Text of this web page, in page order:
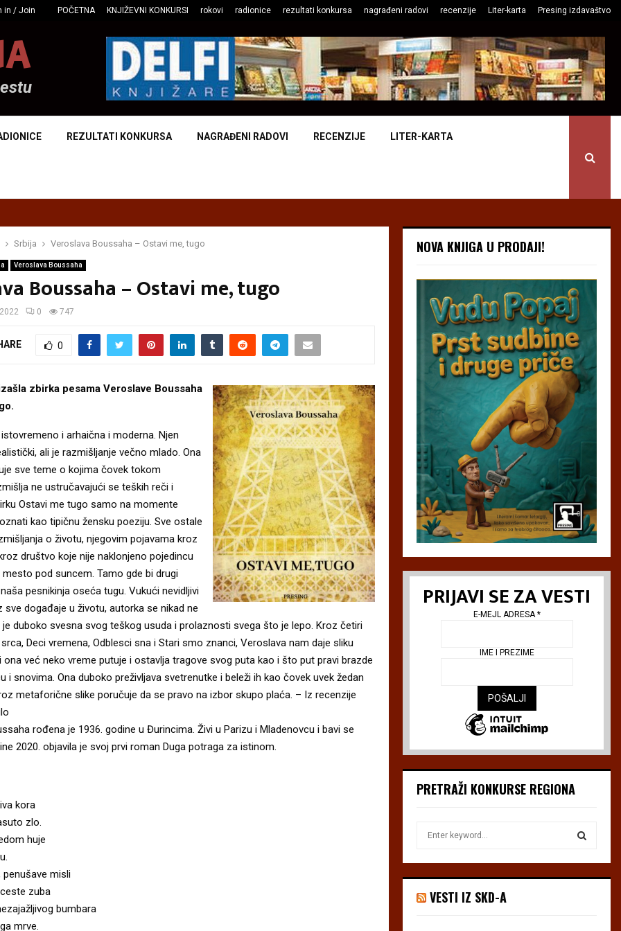
in / Join POČETNA KNJIŽEVNI KONKURSI rokovi radionice rezultati konkursa nagrađeni radovi recenzije Liter-karta Presing izdavaštvo
REZULTATI KONKURSA NAGRAĐENI RADOVI RECENZIJE LITER-KARTA
Srbija Veroslava Boussaha – Ostavi me, tugo
Veroslava Boussaha
Boussaha – Ostavi me, tugo
0 747
0
zbirka pesama Veroslave Boussaha
i arhaična i moderna. Njen
ali je razmišljanje večno mlado. Ona
sve teme o kojima čovek tokom
ne ustručavajući se teških reči i
Ostavi me tugo samo na momente
kao tipičnu žensku poeziju. Sve ostale
o životu, njegovim pojavama kroz
društvo koje nije naklonjeno pojedincu
pod suncem. Tamo gde bi drugi
pesnikinja oseća tugu. Vukući nevidljivi
sve događaje u životu, autorka se nikad ne
je duboko svesna svog teškog usuda i prolaznosti svega što je lepo. Kroz četiri
Deci vremena, Odblesci sna i Stari smo znanci, Veroslava nam daje sliku
ona već neko vreme putuje i ostavlja tragove svog puta kao i što put pravi brazde
i snovima. Ona duboko preživljava svetrenutke i beleži ih kao čovek uvek žedan
metaforične slike poručuje da se pravo na izbor skupo plaća. – Iz recenzije
rođena je 1936. godine u Đurincima. Živi u Parizu i Mladenovcu i bavi se
2020. objavila je svoj prvi roman Duga potraga za istinom.
kora
zlo.
huje
misli
zuba
bumbara
mrve.
NOVA KNJIGA U PRODAJI!
PRIJAVI SE ZA VESTI
E-MEJL ADRESA*
IME I PREZIME
PRETRAŽI KONKURSE REGIONA
h
S
VESTI IZ SKD-A